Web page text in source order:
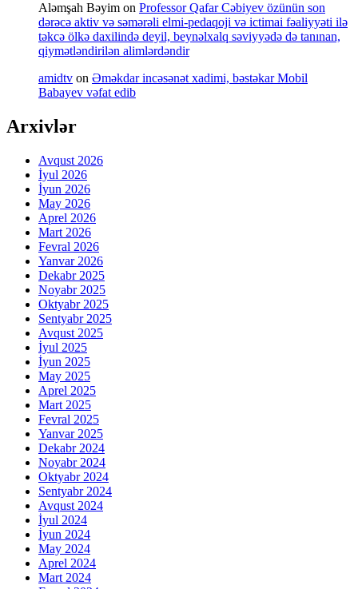
Aləmşah Bəyim on Professor Qafar Cəbiyev özünün son
dərəcə aktiv və səmərəli elmi-pedaqoji və ictimai fəaliyyəti ilə
təkcə ölkə daxilində deyil, beynəlxalq səviyyədə də tanınan,
qiymətləndirilən alimlərdəndir
amidtv on Əməkdar incəsənət xadimi, bəstəkar Mobil
Babayev vəfat edib
Arxivlər
Avqust 2026
İyul 2026
İyun 2026
May 2026
Aprel 2026
Mart 2026
Fevral 2026
Yanvar 2026
Dekabr 2025
Noyabr 2025
Oktyabr 2025
Sentyabr 2025
Avqust 2025
İyul 2025
İyun 2025
May 2025
Aprel 2025
Mart 2025
Fevral 2025
Yanvar 2025
Dekabr 2024
Noyabr 2024
Oktyabr 2024
Sentyabr 2024
Avqust 2024
İyul 2024
İyun 2024
May 2024
Aprel 2024
Mart 2024